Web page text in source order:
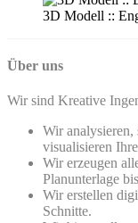
3D Modell ::
Über uns
Wir sind Kreative
Wir analysieren,
visualisieren
Wir erzeugen
Planunterlage
Wir erstellen
Schnitte.